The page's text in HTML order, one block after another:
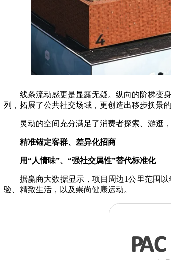
线条流动感更是显露无疑。纵向的阶梯变
列，拓展了公共社交场域，更创造出移步换景
灵动的空间充分满足了消费者探索、游逛
精准锚定客群、差异化招商
用“人情味”、“强社交属性”替代标准化
据赢商大数据显示，项目周边1公里范围
验、精致生活，以及崇尚健康运动。